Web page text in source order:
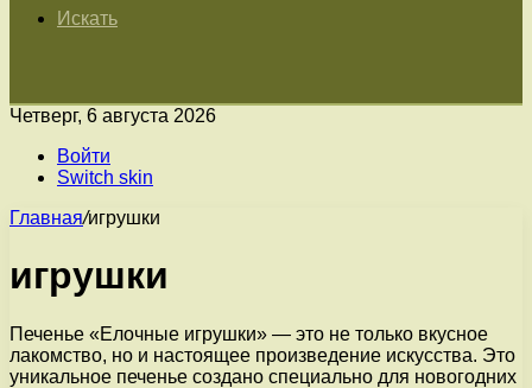
Искать
Четверг, 6 августа 2026
Войти
Switch skin
Главная/игрушки
игрушки
Печенье «Елочные игрушки» — это не только вкусное
лакомство, но и настоящее произведение искусства. Это
уникальное печенье создано специально для новогодних